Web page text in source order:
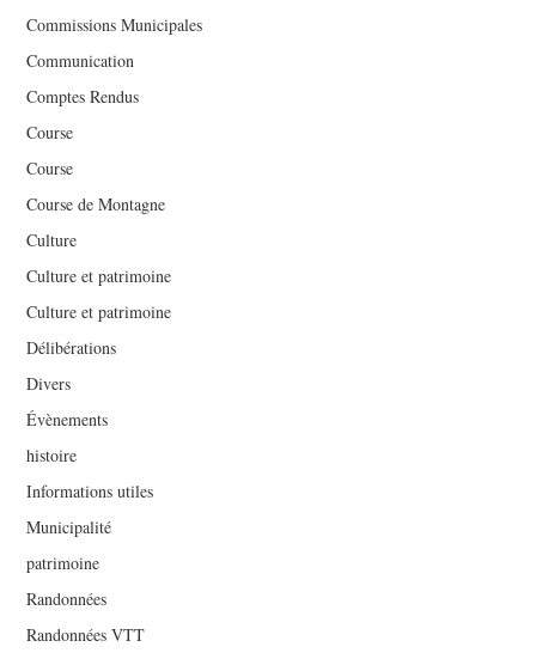
Commissions Municipales
Communication
Comptes Rendus
Course
Course
Course de Montagne
Culture
Culture et patrimoine
Culture et patrimoine
Délibérations
Divers
Évènements
histoire
Informations utiles
Municipalité
patrimoine
Randonnées
Randonnées VTT